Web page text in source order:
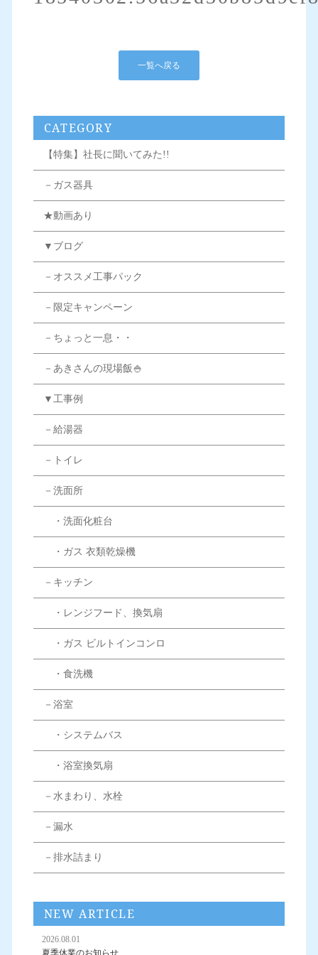
一覧へ戻る
CATEGORY
【特集】社長に聞いてみた!!
－ガス器具
★動画あり
▼ブログ
－オススメ工事パック
－限定キャンペーン
－ちょっと一息・・
－あきさんの現場飯🍚
▼工事例
－給湯器
－トイレ
－洗面所
・洗面化粧台
・ガス 衣類乾燥機
－キッチン
・レンジフード、換気扇
・ガス ビルトインコンロ
・食洗機
－浴室
・システムバス
・浴室換気扇
－水まわり、水栓
－漏水
－排水詰まり
NEW ARTICLE
2026.08.01
夏季休業のお知らせ